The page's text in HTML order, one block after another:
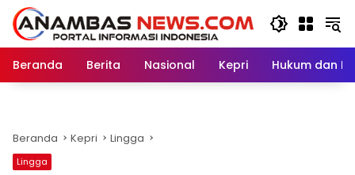
Langsung
konten
Beranda
Berita Nasional Kepri Hukum dan
Beranda Kepri Lingga
Lingga